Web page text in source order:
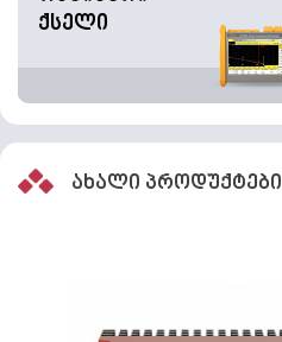
ქსელი
ახალი პროდუქტები